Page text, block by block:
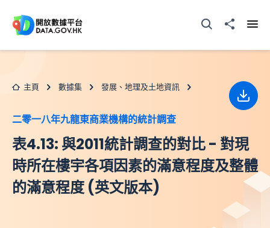
打開搜尋器分享至
主頁 數據集 發展、地理及土地資訊
二零一八年九龍東商業機構的統計調查
表4.13: 與2011統計調查的對比 - 對現
時所在樓宇各項因素的滿意程度及整體
的滿意程度 (英文版本)
下載